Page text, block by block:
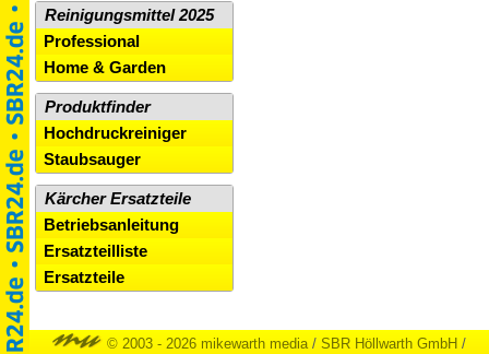
Reinigungsmittel 2025
Professional
Home & Garden
Produktfinder
Hochdruckreiniger
Staubsauger
Kärcher Ersatzteile
Betriebsanleitung
Ersatzteilliste
Ersatzteile
© 2003 - 2026 mikewarth media/ SBR Höllwarth GmbH /